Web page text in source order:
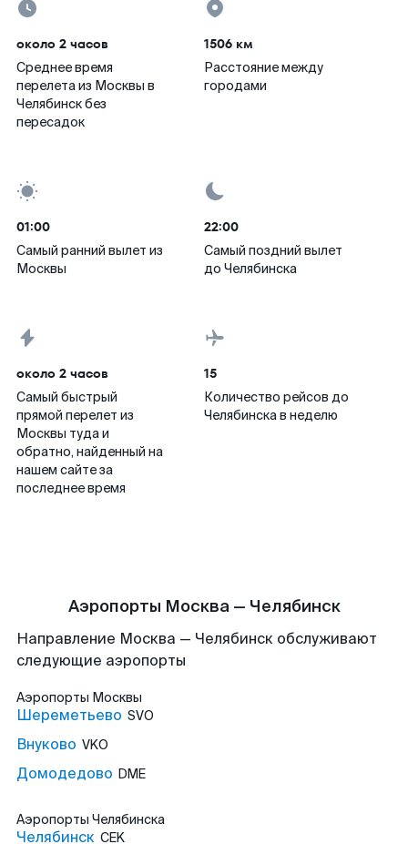
около 2 часов
Среднее время
перелета из Москвы в
Челябинск без
пересадок
1506 км
Расстояние между
городами
01:00
Самый ранний вылет из
Москвы
22:00
Самый поздний вылет
до Челябинска
около 2 часов
Самый быстрый
прямой перелет из
Москвы туда и
обратно, найденный на
нашем сайте за
последнее время
15
Количество рейсов до
Челябинска в неделю
Аэропорты Москва — Челябинск
Направление Москва — Челябинск обслуживают
следующие аэропорты
Аэропорты Москвы
Шереметьево SVO
Внуково VKO
Домодедово DME
Аэропорты Челябинска
Челябинск CEK